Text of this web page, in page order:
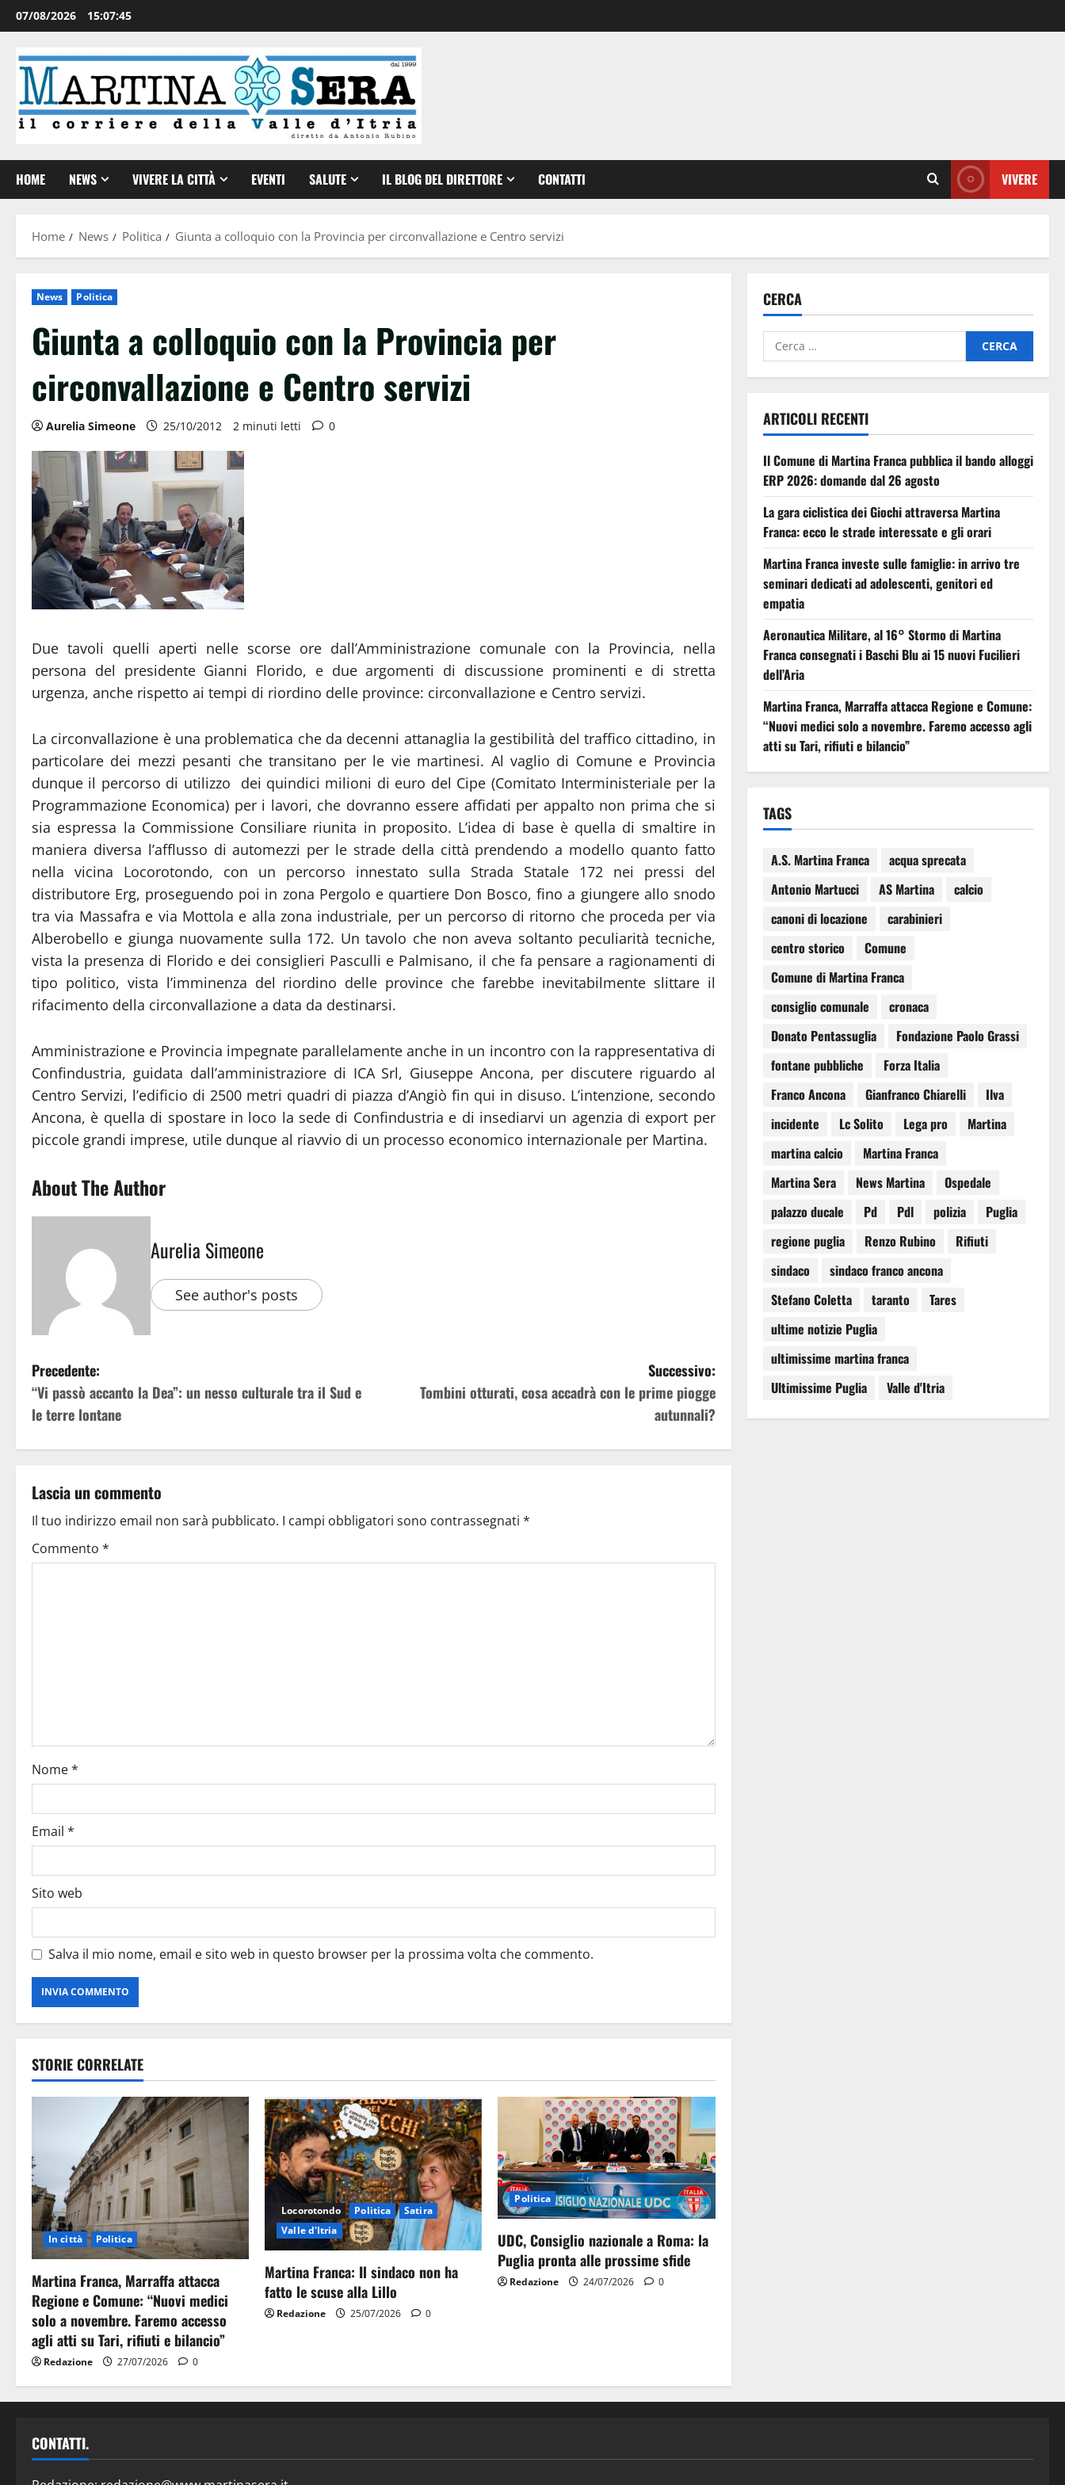
07/08/2026 15:07:45
HOME NEWS VIVERE LA CITTÀ EVENTI SALUTE IL BLOG DEL DIRETTORE CONTATTI VIVERE
Home News Politica Giunta a colloquio con la Provincia per circonvallazione e Centro servizi
News Politica
Giunta a colloquio con la Provincia per
circonvallazione e Centro servizi
Aurelia Simeone 25/10/2012 2 minuti letti 0
Due tavoli quelli aperti nelle scorse ore dall’Amministrazione comunale con la Provincia, nella
persona del presidente Gianni Florido, e due argomenti di discussione prominenti e di stretta
urgenza, anche rispetto ai tempi di riordino delle province: circonvallazione e Centro servizi.
La circonvallazione è una problematica che da decenni attanaglia la gestibilità del traffico cittadino, in
particolare dei mezzi pesanti che transitano per le vie martinesi. Al vaglio di Comune e Provincia
dunque il percorso di utilizzo dei quindici milioni di euro del Cipe (Comitato Interministeriale per la
Programmazione Economica) per i lavori, che dovranno essere affidati per appalto non prima che si
sia espressa la Commissione Consiliare riunita in proposito. L’idea di base è quella di smaltire in
maniera diversa l’afflusso di automezzi per le strade della città prendendo a modello quanto fatto
nella vicina Locorotondo, con un percorso innestato sulla Strada Statale 172 nei pressi del
distributore Erg, proseguendo poi in zona Pergolo e quartiere Don Bosco, fino a giungere allo snodo
tra via Massafra e via Mottola e alla zona industriale, per un percorso di ritorno che proceda per via
Alberobello e giunga nuovamente sulla 172. Un tavolo che non aveva soltanto peculiarità tecniche,
vista la presenza di Florido e dei consiglieri Pasculli e Palmisano, il che fa pensare a ragionamenti di
tipo politico, vista l’imminenza del riordino delle province che farebbe inevitabilmente slittare il
rifacimento della circonvallazione a data da destinarsi.
Amministrazione e Provincia impegnate parallelamente anche in un incontro con la rappresentativa di
Confindustria, guidata dall’amministraziore di ICA Srl, Giuseppe Ancona, per discutere riguardo al
Centro Servizi, l’edificio di 2500 metri quadri di piazza d’Angiò fin qui in disuso. L’intenzione, secondo
Ancona, è quella di spostare in loco la sede di Confindustria e di insediarvi un agenzia di export per
piccole grandi imprese, utile dunque al riavvio di un processo economico internazionale per Martina.
About The Author
Aurelia Simeone
See author's posts
Precedente:
“Vi passò accanto la Dea”: un nesso culturale tra il Sud e
le terre lontane
Successivo:
Tombini otturati, cosa accadrà con le prime piogge
autunnali?
Lascia un commento
Il tuo indirizzo email non sarà pubblicato. I campi obbligatori sono contrassegnati *
Commento *
Nome*
Email *
Sito web
Salva il mio nome, email e sito web in questo browser per la prossima volta che commento.
STORIE CORRELATE
In città Politica
Martina Franca, Marraffa attacca
Regione e Comune: “Nuovi medici
solo a novembre. Faremo accesso
agli atti su Tari, rifiuti e bilancio”
Redazione 27/07/2026 0
Locorotondo Politica
Satira
Valle d'Itria
Martina Franca: Il sindaco non ha
fatto le scuse alla Lillo
Redazione 25/07/2026 0
Politica
UDC, Consiglio nazionale a Roma: la
Puglia pronta alle prossime sfide
Redazione 24/07/2026 0
CERCA
ARTICOLI RECENTI
Il Comune di Martina Franca pubblica il bando alloggi
ERP 2026: domande dal 26 agosto
La gara ciclistica dei Giochi attraversa Martina
Franca: ecco le strade interessate e gli orari
Martina Franca investe sulle famiglie: in arrivo tre
seminari dedicati ad adolescenti, genitori ed
empatia
Aeronautica Militare, al 16° Stormo di Martina
Franca consegnati i Baschi Blu ai 15 nuovi Fucilieri
dell’Aria
Martina Franca, Marraffa attacca Regione e Comune:
“Nuovi medici solo a novembre. Faremo accesso agli
atti su Tari, rifiuti e bilancio”
TAGS
A.S. Martina Franca
acqua sprecata
Antonio Martucci
AS Martina
calcio
canoni di locazione
carabinieri
centro storico
Comune
Comune di Martina Franca
consiglio comunale
cronaca
Donato Pentassuglia
Fondazione Paolo Grassi
fontane pubbliche
Forza Italia
Franco Ancona
Gianfranco Chiarelli
Ilva
incidente
Lc Solito Lega pro
Martina
martina calcio
Martina Franca
Martina Sera
News Martina
Ospedale
palazzo ducale
Pd Pdl polizia
Puglia
regione puglia
Renzo Rubino
Rifiuti
sindaco
sindaco franco ancona
Stefano Coletta
taranto
Tares
ultime notizie Puglia
ultimissime martina franca
Ultimissime Puglia
Valle d'Itria
CONTATTI.